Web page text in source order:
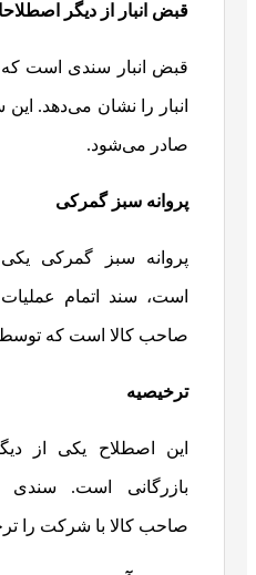
قبض انبار از دیگر
قبض انبار سندی است که
انبار را نشان می‌دهد.
صادر می‌شود.
پروانه سبز گمرکی
پروانه سبز گمرکی
است، سند اتمام
صاحب کالا است که
ترخیصیه
این اصطلاح یکی از
بازرگانی است. سندی
صاحب کالا با شرکت را